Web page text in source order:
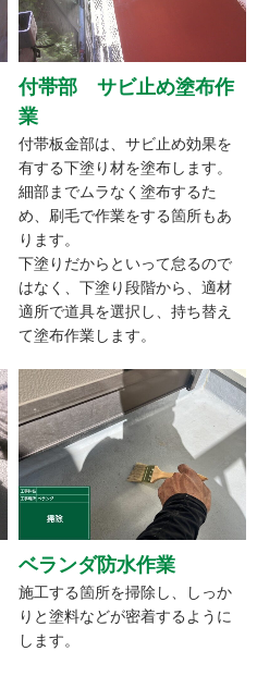
付帯部 サビ止め塗布作
業
付帯板金部は、サビ止め効果を
有する下塗り材を塗布します。
細部までムラなく塗布するた
め、刷毛で作業をする箇所もあ
ります。
下塗りだからといって怠るので
はなく、下塗り段階から、適材
適所で道具を選択し、持ち替え
て塗布作業します。
ベランダ防水作業
施工する箇所を掃除し、しっか
りと塗料などが密着するように
します。